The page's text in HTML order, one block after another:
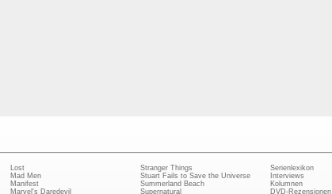
Lost
Mad Men
Manifest
Marvel's Daredevil
Stranger Things
Stuart Fails to Save the Universe
Summerland Beach
Supernatural
Serienlexikon
Interviews
Kolumnen
DVD-Rezensionen